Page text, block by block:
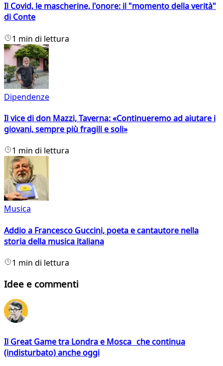
Il Covid, le mascherine, l'onore: il "momento della verità"
di Conte
1 min di lettura
Dipendenze
Il vice di don Mazzi, Taverna: «Continueremo ad aiutare i
giovani, sempre più fragili e soli»
1 min di lettura
Musica
Addio a Francesco Guccini, poeta e cantautore nella
storia della musica italiana
1 min di lettura
Idee e commenti
Il Great Game tra Londra e Mosca che continua
(indisturbato) anche oggi